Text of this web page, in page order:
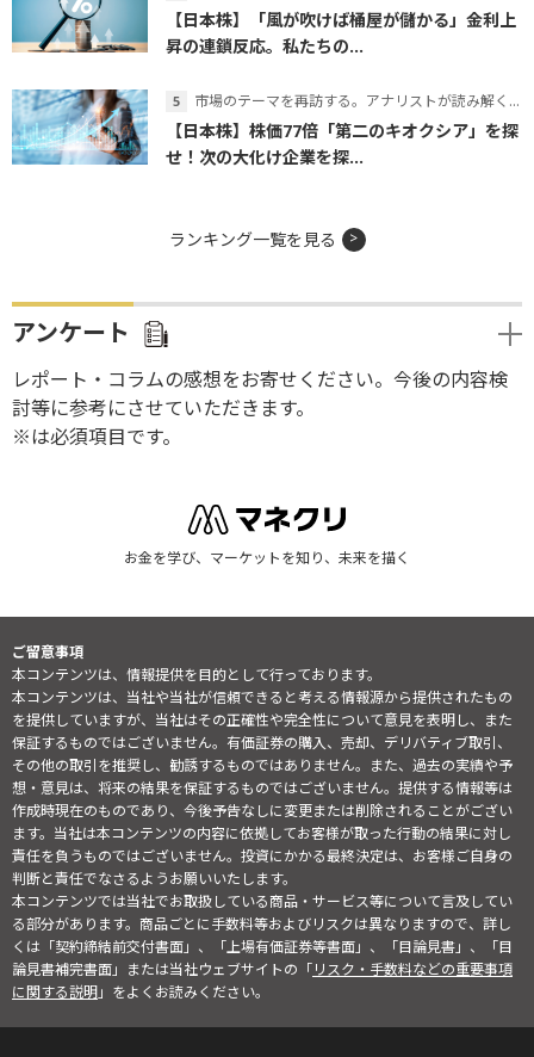
【日本株】「風が吹けば桶屋が儲かる」金利上
昇の連鎖反応。私たちの...
市場のテーマを再訪する。アナリストが読み解くテーマの本質
【日本株】株価77倍「第二のキオクシア」を探
せ！次の大化け企業を探...
ランキング一覧を見る
アンケート
レポート・コラムの感想をお寄せください。今後の内容検
討等に参考にさせていただきます。
※は必須項目です。
お金を学び、マーケットを知り、未来を描く
ご留意事項
本コンテンツは、情報提供を目的として行っております。
本コンテンツは、当社や当社が信頼できると考える情報源から提供されたもの
を提供していますが、当社はその正確性や完全性について意見を表明し、また
保証するものではございません。有価証券の購入、売却、デリバティブ取引、
その他の取引を推奨し、勧誘するものではありません。また、過去の実績や予
想・意見は、将来の結果を保証するものではございません。提供する情報等は
作成時現在のものであり、今後予告なしに変更または削除されることがござい
ます。当社は本コンテンツの内容に依拠してお客様が取った行動の結果に対し
責任を負うものではございません。投資にかかる最終決定は、お客様ご自身の
判断と責任でなさるようお願いいたします。
本コンテンツでは当社でお取扱している商品・サービス等について言及してい
る部分があります。商品ごとに手数料等およびリスクは異なりますので、詳し
くは「契約締結前交付書面」、「上場有価証券等書面」、「目論見書」、「目
論見書補完書面」または当社ウェブサイトの「リスク・手数料などの重要事項
に関する説明」をよくお読みください。